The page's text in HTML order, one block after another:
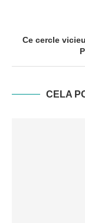
Ce cercle
CELA